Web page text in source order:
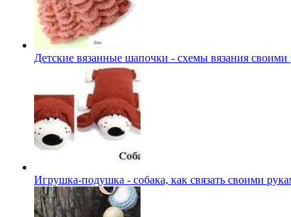
Детские вязанные шапочки - схемы вязания
Игрушка-подушка - собака, как связать своими